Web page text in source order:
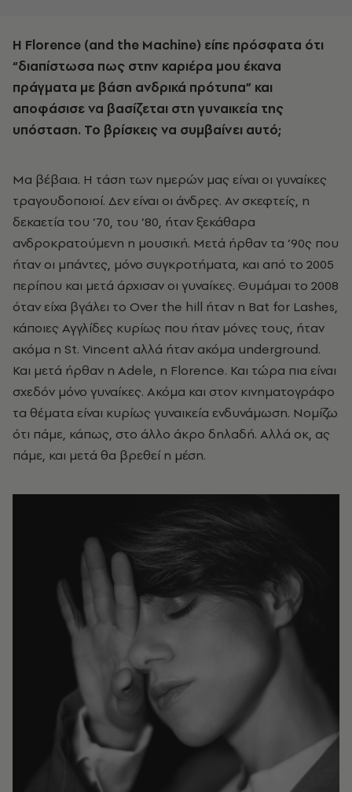
Η Florence (and the Machine) είπε πρόσφατα ότι
“διαπίστωσα πως στην καριέρα μου έκανα
πράγματα με βάση ανδρικά πρότυπα” και
αποφάσισε να βασίζεται στη γυναικεία της
υπόσταση. Το βρίσκεις να συμβαίνει αυτό;
Μα βέβαια. Η τάση των ημερών μας είναι οι γυναίκες
τραγουδοποιοί. Δεν είναι οι άνδρες. Αν σκεφτείς, η
δεκαετία του ‘70, του ‘80, ήταν ξεκάθαρα
ανδροκρατούμενη η μουσική. Μετά ήρθαν τα ‘90ς που
ήταν οι μπάντες, μόνο συγκροτήματα, και από το 2005
περίπου και μετά άρχισαν οι γυναίκες. Θυμάμαι το 2008
όταν είχα βγάλει το Over the hill ήταν η Bat for Lashes,
κάποιες Αγγλίδες κυρίως που ήταν μόνες τους, ήταν
ακόμα η St. Vincent αλλά ήταν ακόμα underground.
Και μετά ήρθαν η Adele, η Florence. Και τώρα πια είναι
σχεδόν μόνο γυναίκες. Ακόμα και στον κινηματογράφο
τα θέματα είναι κυρίως γυναικεία ενδυνάμωση. Νομίζω
ότι πάμε, κάπως, στο άλλο άκρο δηλαδή. Αλλά οκ, ας
πάμε, και μετά θα βρεθεί η μέση.